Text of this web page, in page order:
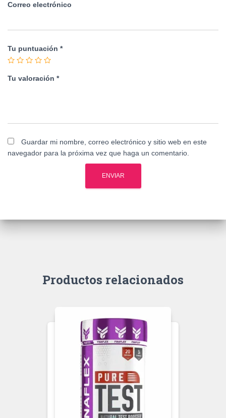
Correo electrónico
Tu puntuación *
Tu valoración *
Guardar mi nombre, correo electrónico y sitio web en este
navegador para la próxima vez que haga un comentario.
Productos relacionados